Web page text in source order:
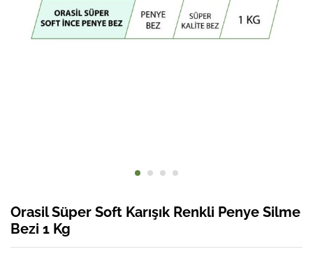
Orasil Süper Soft Karışık Renkli Penye Silme
Bezi 1 Kg